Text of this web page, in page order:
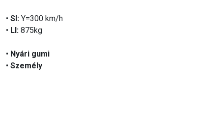
• SI: Y=300 km/h
• LI: 875kg
• Nyári gumi
• Személy